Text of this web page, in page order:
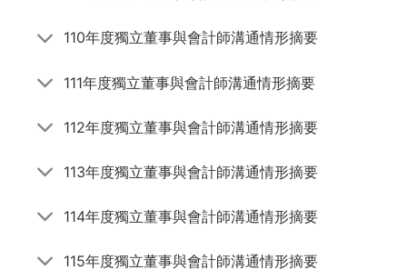
110年度獨立董事與會計師溝通情形摘要
111年度獨立董事與會計師溝通情形摘要
112年度獨立董事與會計師溝通情形摘要
113年度獨立董事與會計師溝通情形摘要
114年度獨立董事與會計師溝通情形摘要
115年度獨立董事與會計師溝通情形摘要